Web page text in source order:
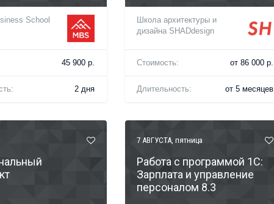
School
45 900 р.
2 дня
Школа архитектуры и
дизайна SHADdesign
Стоимость: от 86 000 р.
Длительность: от 5 месяцев
7 АВГУСТА , пятница
Работа с программой 1С:
Зарплата и управление
персоналом 8.3